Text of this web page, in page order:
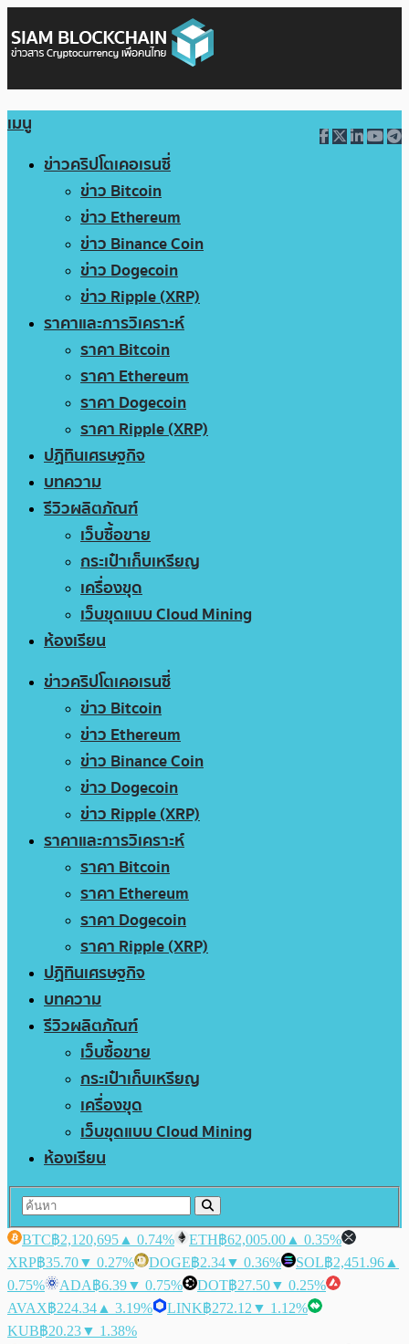
เมนู
ข่าวคริปโตเคอเรนซี่
ข่าว Bitcoin
ข่าว Ethereum
ข่าว Binance Coin
ข่าว Dogecoin
ข่าว Ripple (XRP)
ราคาและการวิเคราะห์
ราคา Bitcoin
ราคา Ethereum
ราคา Dogecoin
ราคา Ripple (XRP)
ปฏิทินเศรษฐกิจ
บทความ
รีวิวผลิตภัณฑ์
เว็บซื้อขาย
กระเป๋าเก็บเหรียญ
เครื่องขุด
เว็บขุดแบบ Cloud Mining
ห้องเรียน
ข่าวคริปโตเคอเรนซี่
ข่าว Bitcoin
ข่าว Ethereum
ข่าว Binance Coin
ข่าว Dogecoin
ข่าว Ripple (XRP)
ราคาและการวิเคราะห์
ราคา Bitcoin
ราคา Ethereum
ราคา Dogecoin
ราคา Ripple (XRP)
ปฏิทินเศรษฐกิจ
บทความ
รีวิวผลิตภัณฑ์
เว็บซื้อขาย
กระเป๋าเก็บเหรียญ
เครื่องขุด
เว็บขุดแบบ Cloud Mining
ห้องเรียน
BTC฿2,120,695 ▲ 0.74% ETH฿62,005.00 ▲ 0.35%
XRP฿35.70▼ 0.27% DOGE฿2.34▼ 0.36% SOL฿2,451.96 ▲
0.75%
ADA฿6.39▼ 0.75% DOT฿27.50▼ 0.25%
AVAX฿224.34 ▲ 3.19% LINK฿272.12 ▼ 1.12%
KUB฿20.23▼ 1.38%